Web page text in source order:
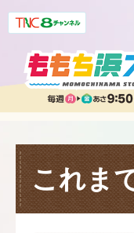
これま